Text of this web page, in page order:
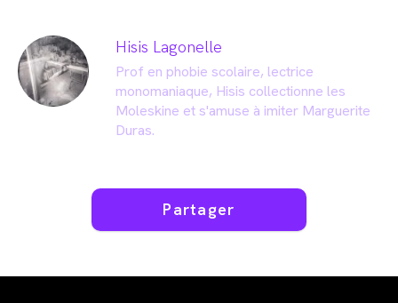
Hisis Lagonelle
Prof en phobie scolaire, lectrice
monomaniaque, Hisis collectionne les
Moleskine et s'amuse à imiter Marguerite
Duras.
Partager
Partager